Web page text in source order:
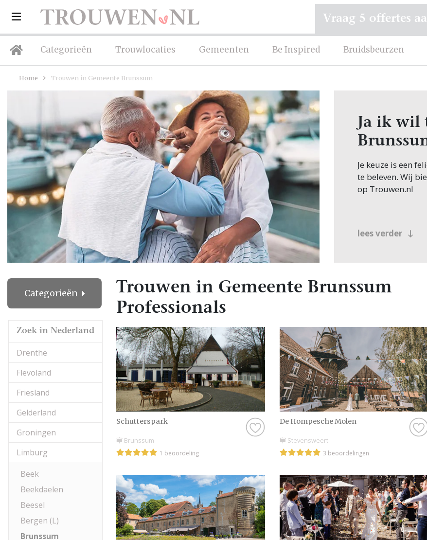
Categorieën Trouwlocaties Gemeenten Be Inspired Bruidsbeurzen
Vraag 5 offertes
Home Trouwen in Gemeente Brunssum
Ja ik wil
Je keuze is een
te beleven. Wij
op Trouwen.nl
lees verder
Categorieën
Zoek in Nederland
Drenthe
Flevoland
Friesland
Gelderland
Groningen
Limburg
Beek
Beekdaelen
Beesel
Bergen (L)
Brunssum
Trouwen in Gemeente Brunssum
Professionals
Schutterspark
Brunssum
1 beoordeling
De Hompesche Molen
Stevensweert
3 beoordelingen